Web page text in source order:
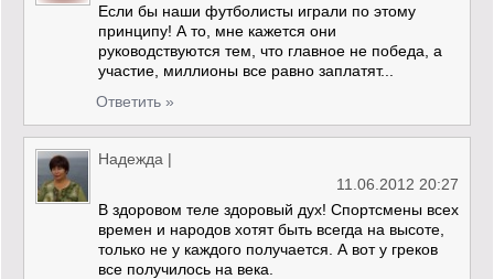
Если бы наши футболисты играли по этому
принципу! А то, мне кажется они
руководствуются тем, что главное не победа, а
участие, миллионы все равно заплатят...
Ответить »
Надежда |
11.06.2012 20:27
В здоровом теле здоровый дух! Спортсмены всех
времен и народов хотят быть всегда на высоте,
только не у каждого получается. А вот у греков
все получилось на века.